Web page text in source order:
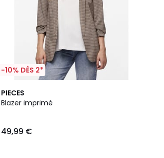
-10% DÈS 2*
PIECES
Blazer imprimé
49,99 €
4,5
/ 5
2
Couleurs